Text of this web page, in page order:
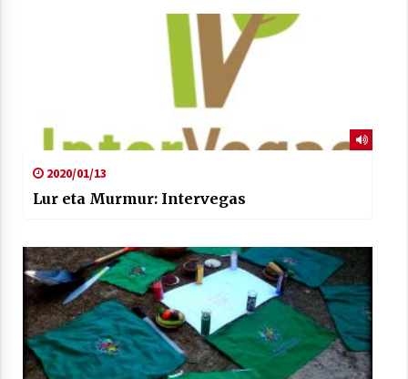
2020/01/13
Lur eta Murmur: Intervegas